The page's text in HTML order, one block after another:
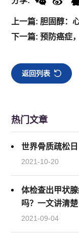
上一篇: 胆固醇：
下一篇: 预防癌症
返回列表
热门文章
世界骨质疏松
2021-10-20
体检查出甲状
吗？一文讲清楚
2021-09-04